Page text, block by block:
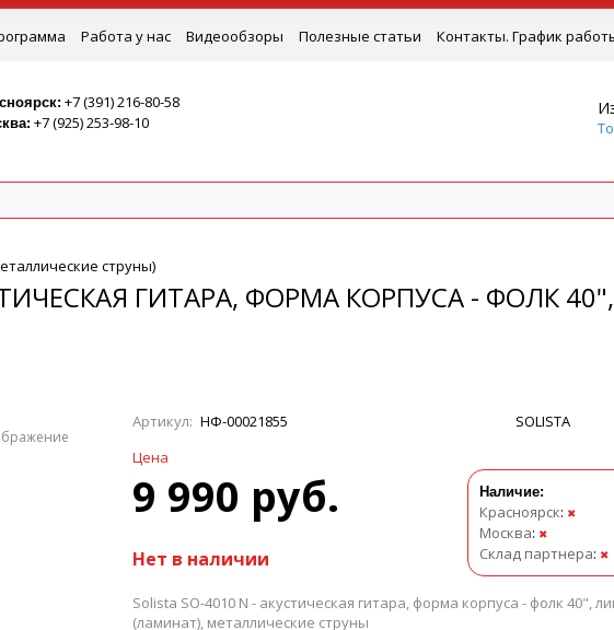
Работа у нас Видеообзоры Полезные статьи
Контакты. График
+7 (391) 216-80-58
+7 (925) 253-98-10
струны)
ГИТАРА, ФОРМА КОРПУСА - ФОЛК
Артикул: НФ-00021855
SOLISTA
Цена
9 990 руб.
Нет в наличии
Наличие:
Красноярск: ✖
Москва: ✖
Склад партнера: ✖
Solista SO-4010 N - акустическая гитара, форма корпуса - фолк 40",
(ламинат), металлические струны